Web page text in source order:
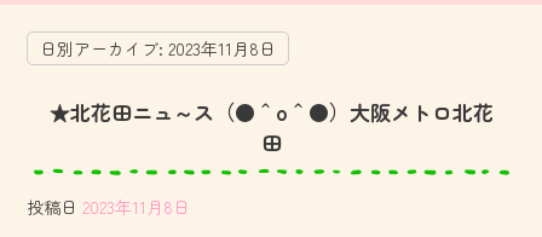
日別アーカイブ:2023年11月8日
★北花田ニュ～ス（●＾o＾●）大阪メトロ北花
田
投稿日 2023年11月8日